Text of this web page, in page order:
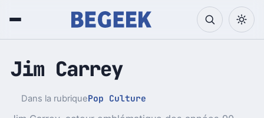
Jim Carrey
Dans la rubriquePop Culture